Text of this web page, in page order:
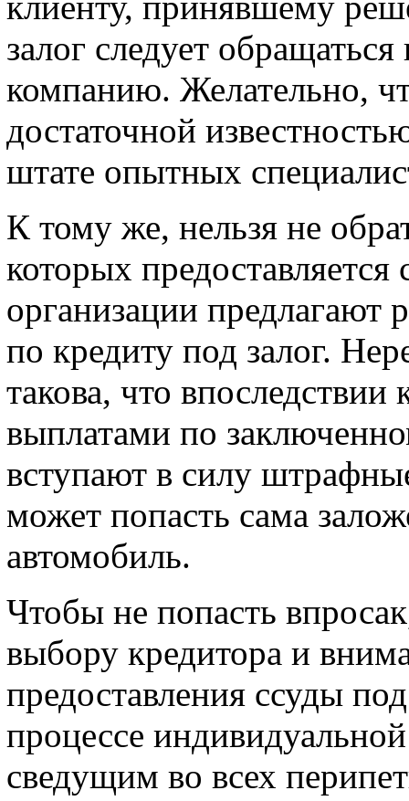
залог следует
компанию. Желательно,
достаточной
штате опытных
К тому же, нельзя не
которых
организации предлагают
по кредиту под залог.
такова, что впоследствии
выплатами по
вступают в силу
может попасть сама
автомобиль.
Чтобы не попасть
выбору кредитора и
предоставления ссуды
процессе
сведущим во всех